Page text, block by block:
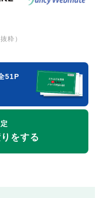
粋）
51P
をする